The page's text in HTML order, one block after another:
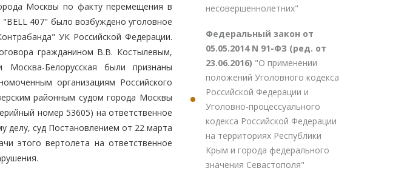
Москвы по факту перемещения в
407" было возбуждено уголовное
УК Российской Федерации.
гражданином В.В. Костылевым,
Москва-Белорусская были признаны
организациям Российского
районным судом города Москвы
номер 53605) на ответственное
делу, суд Постановлением от 22 марта
этого вертолета на ответственное
несовершеннолетних"
Федеральный закон от
05.05.2014 N 91-ФЗ (ред. от
23.06.2016) "О применении
положений Уголовного кодекса
Российской Федерации и
Уголовно-процессуального
кодекса Российской Федерации
на территориях Республики
Крым и города федерального
значения Севастополя"